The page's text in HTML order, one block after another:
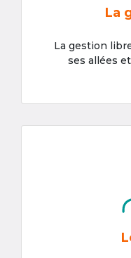
La
La gestion
ses allées